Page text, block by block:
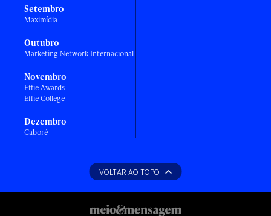
Setembro
Maximídia
Outubro
Marketing Network Internacional
Novembro
Effie Awards
Effie College
Dezembro
Caboré
VOLTAR AO TOPO